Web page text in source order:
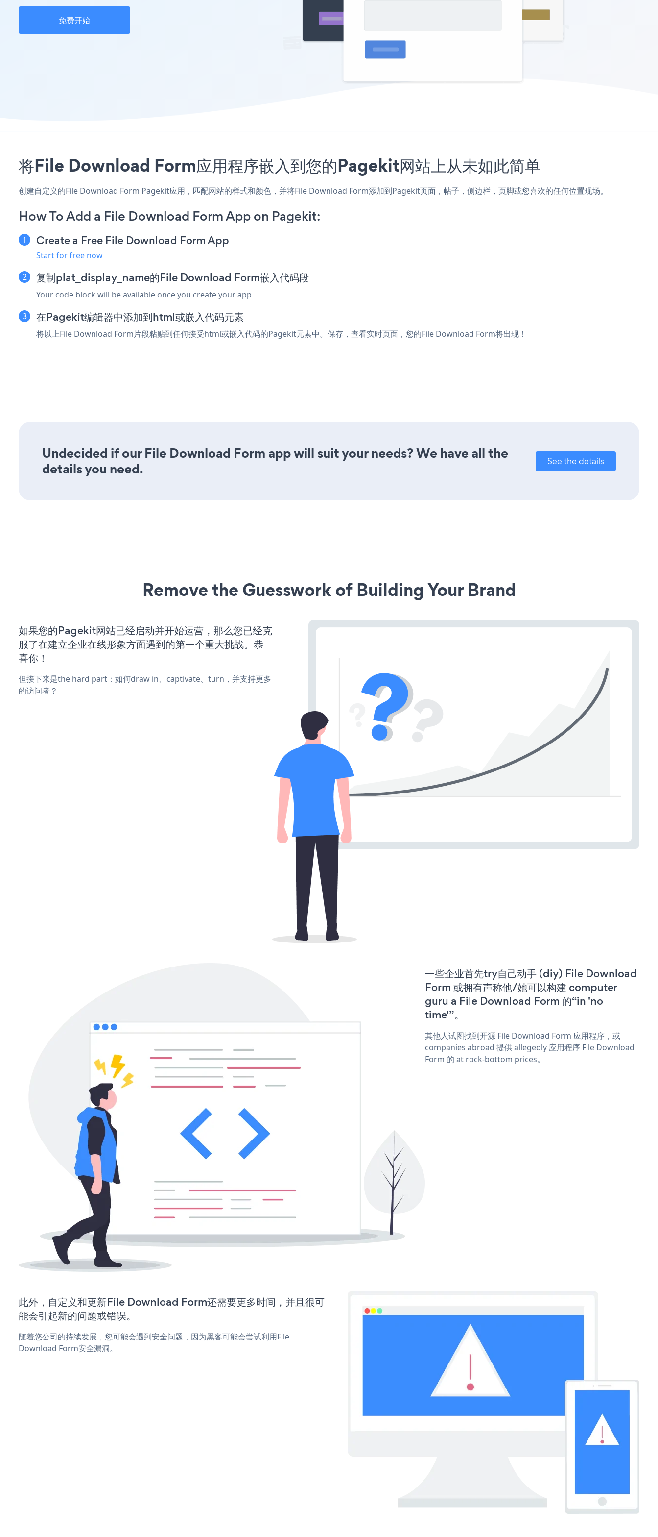
免费开始
将File Download Form应用程序嵌入到您的Pagekit网站上从未如此简单
创建自定义的File Download Form Pagekit应用，匹配网站的样式和颜色，并将File Download Form添加到Pagekit页面，帖子，侧边栏，页脚或您喜欢的任何位置现场。
How To Add a File Download Form App on Pagekit:
Create a Free File Download Form App
Start for free now
复制plat_display_name的File Download Form嵌入代码段
Your code block will be available once you create your app
在Pagekit编辑器中添加到html或嵌入代码元素
将以上File Download Form片段粘贴到任何接受html或嵌入代码的Pagekit元素中。保存，查看实时页面，您的File Download Form将出现！
Undecided if our File Download Form app will suit your needs? We have all the
details you need.
See the details
Remove the Guesswork of Building Your Brand
如果您的Pagekit网站已经启动并开始运营，那么您已经克
服了在建立企业在线形象方面遇到的第一个重大挑战。恭
喜你！
但接下来是the hard part：如何draw in、captivate、turn，并支持更多
的访问者？
一些企业首先try自己动手 (diy) File Download
Form 或拥有声称他/她可以构建 computer
guru a File Download Form 的“in 'no
time'”。
其他人试图找到开源 File Download Form 应用程序，或
companies abroad 提供 allegedly 应用程序 File Download
Form 的 at rock-bottom prices。
此外，自定义和更新File Download Form还需要更多时间，并且很可
能会引起新的问题或错误。
随着您公司的持续发展，您可能会遇到安全问题，因为黑客可能会尝试利用File
Download Form安全漏洞。